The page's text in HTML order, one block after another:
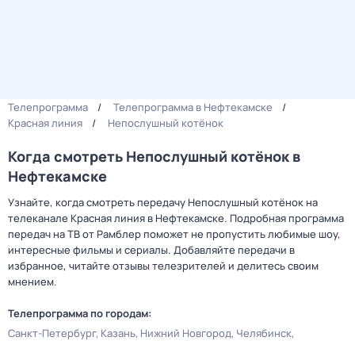
Телепрограмма
Телепрограмма в Нефтекамске
Красная линия
Непослушный котёнок
Когда смотреть Непослушный котёнок в
Нефтекамске
Узнайте, когда смотреть передачу Непослушный котёнок на
телеканале Красная линия в Нефтекамске. Подробная программа
передач на ТВ от Рамблер поможет не пропустить любимые шоу,
интересные фильмы и сериалы. Добавляйте передачи в
избранное, читайте отзывы телезрителей и делитесь своим
мнением.
Телепрограмма по городам:
Санкт-Петербург Казань Нижний Новгород Челябинск